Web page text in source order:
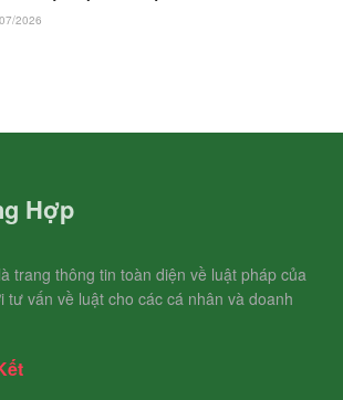
2026
Hợp
trang thông tin toàn diện về luật pháp của
tư vấn về luật cho các cá nhân và doanh